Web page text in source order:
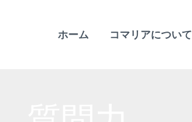
ホーム コマリアについて